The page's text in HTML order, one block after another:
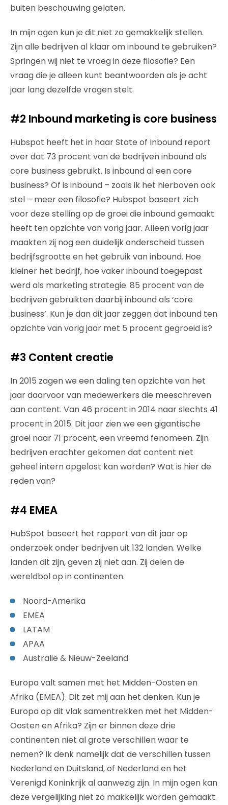
buiten beschouwing gelaten.
In mijn ogen kun je dit niet zo gemakkelijk stellen.
Zijn alle bedrijven al klaar om inbound te gebruiken?
Springen wij niet te vroeg in deze filosofie? Een
vraag die je alleen kunt beantwoorden als je acht
jaar lang dezelfde vragen stelt.
#2 Inbound marketing is core business
Hubspot heeft het in haar State of Inbound report
over dat 73 procent van de bedrijven inbound als
core business gebruikt. Is inbound al een core
business? Of is inbound – zoals ik het hierboven ook
stel – meer een filosofie? Hubspot baseert zich
voor deze stelling op de groei die inbound gemaakt
heeft ten opzichte van vorig jaar. Alleen vorig jaar
maakten zij nog een duidelijk onderscheid tussen
bedrijfsgrootte en het gebruik van inbound. Hoe
kleiner het bedrijf, hoe vaker inbound toegepast
werd als marketing strategie. 85 procent van de
bedrijven gebruikten daarbij inbound als ‘core
business’. Kun je dan dit jaar zeggen dat inbound ten
opzichte van vorig jaar met 5 procent gegroeid is?
#3 Content creatie
In 2015 zagen we een daling ten opzichte van het
jaar daarvoor van medewerkers die meeschreven
aan content. Van 46 procent in 2014 naar slechts 41
procent in 2015. Dit jaar zien we een gigantische
groei naar 71 procent, een vreemd fenomeen. Zijn
bedrijven erachter gekomen dat content niet
geheel intern opgelost kan worden? Wat is hier de
reden van?
#4 EMEA
HubSpot baseert het rapport van dit jaar op
onderzoek onder bedrijven uit 132 landen. Welke
landen dit zijn, geven zij niet aan. Zij delen de
wereldbol op in continenten.
Noord-Amerika
EMEA
LATAM
APAA
Australië & Nieuw-Zeeland
Europa valt samen met het Midden-Oosten en
Afrika (EMEA). Dit zet mij aan het denken. Kun je
Europa op dit vlak samentrekken met het Midden-
Oosten en Afrika? Zijn er binnen deze drie
continenten niet al grote verschillen waar te
nemen? Ik denk namelijk dat de verschillen tussen
Nederland en Duitsland, of Nederland en het
Verenigd Koninkrijk al aanwezig zijn. In mijn ogen kan
deze vergelijking niet zo makkelijk worden gemaakt.